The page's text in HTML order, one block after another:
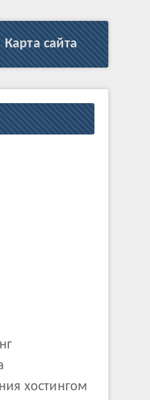
Карта сайта
хостингом